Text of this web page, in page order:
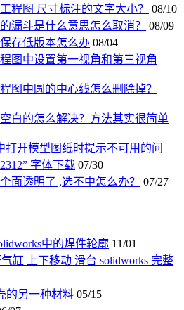
程图 尺寸标注的文字大小？
08/10
漏斗是什么意思怎么取消？
08/09
存低版本怎么办 08/04
图中设置第一视角和第三视角
图中圆的中心线怎么删除掉？
白的怎么解决？方法其实很简单
打开模型图纸时提示不可用的问
字体下载 07/30
面透明了 ,选不中怎么办？
07/27
中的焊件轮廓 11/01
缸 上下移动 滑台 solidworks 完整
的另一种材料 05/15